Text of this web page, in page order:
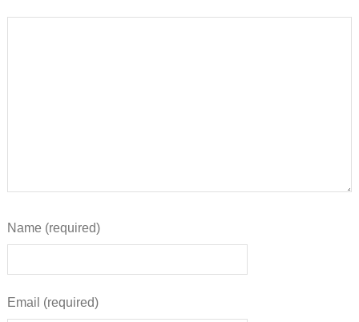
Name (required)
Email (required)